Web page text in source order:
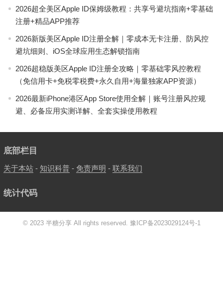
2026超全美区Apple ID保姆级教程：共享号避坑指南+零基础
注册+精品APP推荐
2026新版美区Apple ID注册全解｜零成本无卡注册、防风控
避坑细则、iOS全球应用生态解锁指南
2026超稳版美区Apple ID注册全攻略｜零基础零风控教程
（免信用卡+免税零税费+永久自用+海量独家APP资源）
2026最新iPhone港区App Store使用全解｜账号注册风控规
避、必备应用实测详解、全套实操使用教程
底部栏目
关于本站- 知识科普- 免责声明 - 联系我们
统计代码
© 2023 半糖分享 All rights reserved. 豫ICP备2023029124号-1